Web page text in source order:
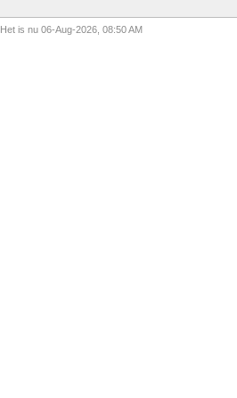
Het is nu 06-Aug-2026, 08:50 AM